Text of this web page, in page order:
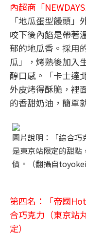
內超商「
「地瓜蛋型饅頭」
咬下後內餡是帶著
郁的地瓜香。採用
瓜」，烤熟後加入
醇口感。「卡士達
外皮烤得酥脆，裡
的香甜奶油，簡單
圖片說明：「綜合巧
是東京站限定的甜點
價。（翻攝自
第四名：「帝國
合巧克力（東京站
定）